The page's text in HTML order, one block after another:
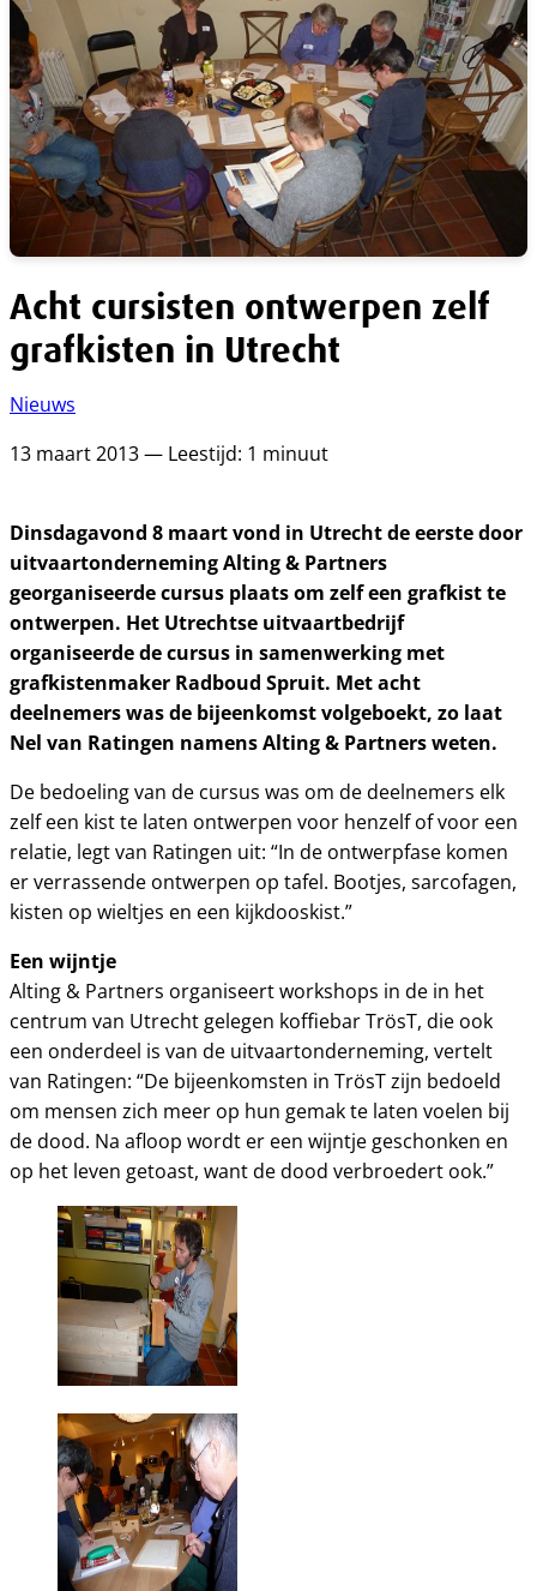
Acht cursisten ontwerpen zelf
grafkisten in Utrecht
Nieuws
13 maart 2013 — Leestijd: 1 minuut
Dinsdagavond 8 maart vond in Utrecht de eerste door
uitvaartonderneming Alting & Partners
georganiseerde cursus plaats om zelf een grafkist te
ontwerpen. Het Utrechtse uitvaartbedrijf
organiseerde de cursus in samenwerking met
grafkistenmaker Radboud Spruit. Met acht
deelnemers was de bijeenkomst volgeboekt, zo laat
Nel van Ratingen namens Alting & Partners weten.
De bedoeling van de cursus was om de deelnemers elk
zelf een kist te laten ontwerpen voor henzelf of voor een
relatie, legt van Ratingen uit: “In de ontwerpfase komen
er verrassende ontwerpen op tafel. Bootjes, sarcofagen,
kisten op wieltjes en een kijkdooskist.”
Een wijntje
Alting & Partners organiseert workshops in de in het
centrum van Utrecht gelegen koffiebar TrösT, die ook
een onderdeel is van de uitvaartonderneming, vertelt
van Ratingen: “De bijeenkomsten in TrösT zijn bedoeld
om mensen zich meer op hun gemak te laten voelen bij
de dood. Na afloop wordt er een wijntje geschonken en
op het leven getoast, want de dood verbroedert ook.”